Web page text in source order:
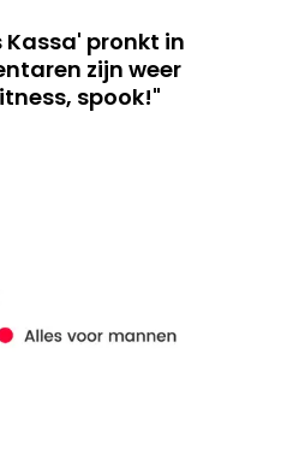
Kassa' pronkt in
zijn weer
spook!"